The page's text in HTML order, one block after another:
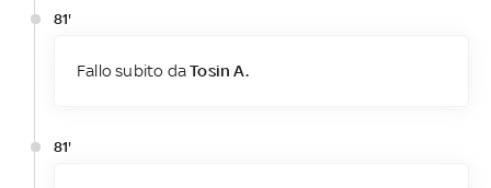
81'
Fallo subito daTosin A.
81'